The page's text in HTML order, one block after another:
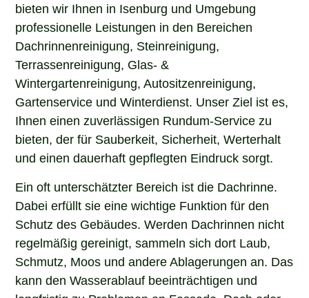
bieten wir Ihnen in Isenburg und Umgebung
professionelle Leistungen in den Bereichen
Dachrinnenreinigung, Steinreinigung,
Terrassenreinigung, Glas- &
Wintergartenreinigung, Autositzenreinigung,
Gartenservice und Winterdienst. Unser Ziel ist es,
Ihnen einen zuverlässigen Rundum-Service zu
bieten, der für Sauberkeit, Sicherheit, Werterhalt
und einen dauerhaft gepflegten Eindruck sorgt.
Ein oft unterschätzter Bereich ist die Dachrinne.
Dabei erfüllt sie eine wichtige Funktion für den
Schutz des Gebäudes. Werden Dachrinnen nicht
regelmäßig gereinigt, sammeln sich dort Laub,
Schmutz, Moos und andere Ablagerungen an. Das
kann den Wasserablauf beeinträchtigen und